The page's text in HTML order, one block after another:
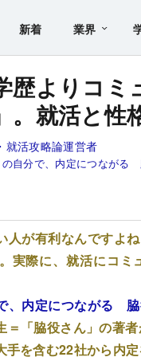
新着 業界
歴よりコ
。就活と性
就活攻略論運営者
の自分で、内定につながる
人が有利なんですよ
実際に、就活にコ
、内定につながる 脇
＝「脇役さん」の著
を含む22社から内